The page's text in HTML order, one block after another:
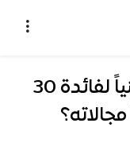
الجزائر تطلق برنامجاً تكوينياً لفائدة 30